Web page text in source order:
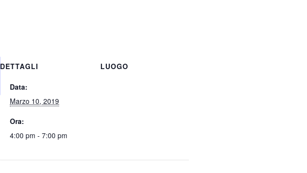
DETTAGLI
Data:
Marzo 10, 2019
Ora:
4:00 pm - 7:00 pm
LUOGO